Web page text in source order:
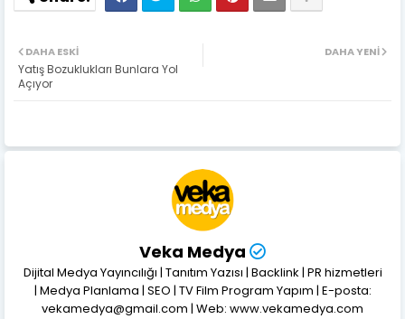
DAHA YENI
DAHA ESKI
Yatış Bozuklukları Bunlara Yol
Açıyor
Veka Medya
Dijital Medya Yayıncılığı | Tanıtım Yazısı | Backlink | PR hizmetleri
| Medya Planlama | SEO | TV Film Program Yapım | E-posta:
vekamedya@gmail.com | Web: www.vekamedya.com